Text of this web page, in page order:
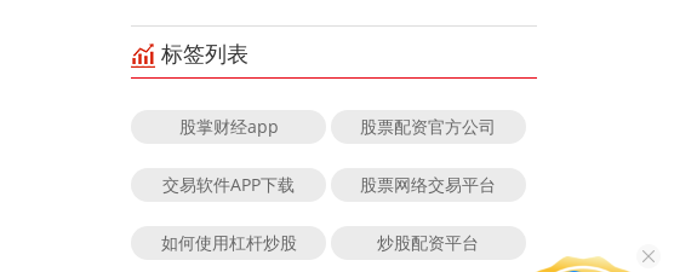
标签列表
股掌财经app 股票配资官方公司
交易软件APP下载 股票网络交易平台
如何使用杠杆炒股 炒股配资平台